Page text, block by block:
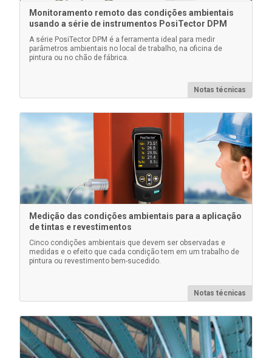
Saiba mais
Estojo PosiTector
Estojo rígido conveniente para transportar o corpo do
medidor PosiTector e várias sondas
Monitoramento remoto das condições ambientais
usando a série de instrumentos PosiTector DPM
A série PosiTector DPM é a ferramenta ideal para medir
parâmetros ambientais no local de trabalho, na oficina de
pintura ou no chão de fábrica.
Notas técnicas
Medição das condições ambientais para a aplicação
de tintas e revestimentos
Cinco condições ambientais que devem ser observadas e
medidas e o efeito que cada condição tem em um trabalho de
pintura ou revestimento bem-sucedido.
Notas técnicas